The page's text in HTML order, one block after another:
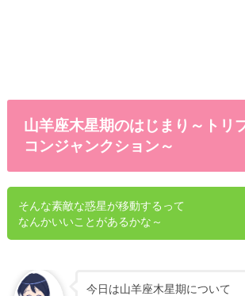
山羊座木星期のはじまり～トリ
コンジャンクション～
そんな素敵な惑星が移動するって
なんかいいことがあるかな～
今日は山羊座木星期について